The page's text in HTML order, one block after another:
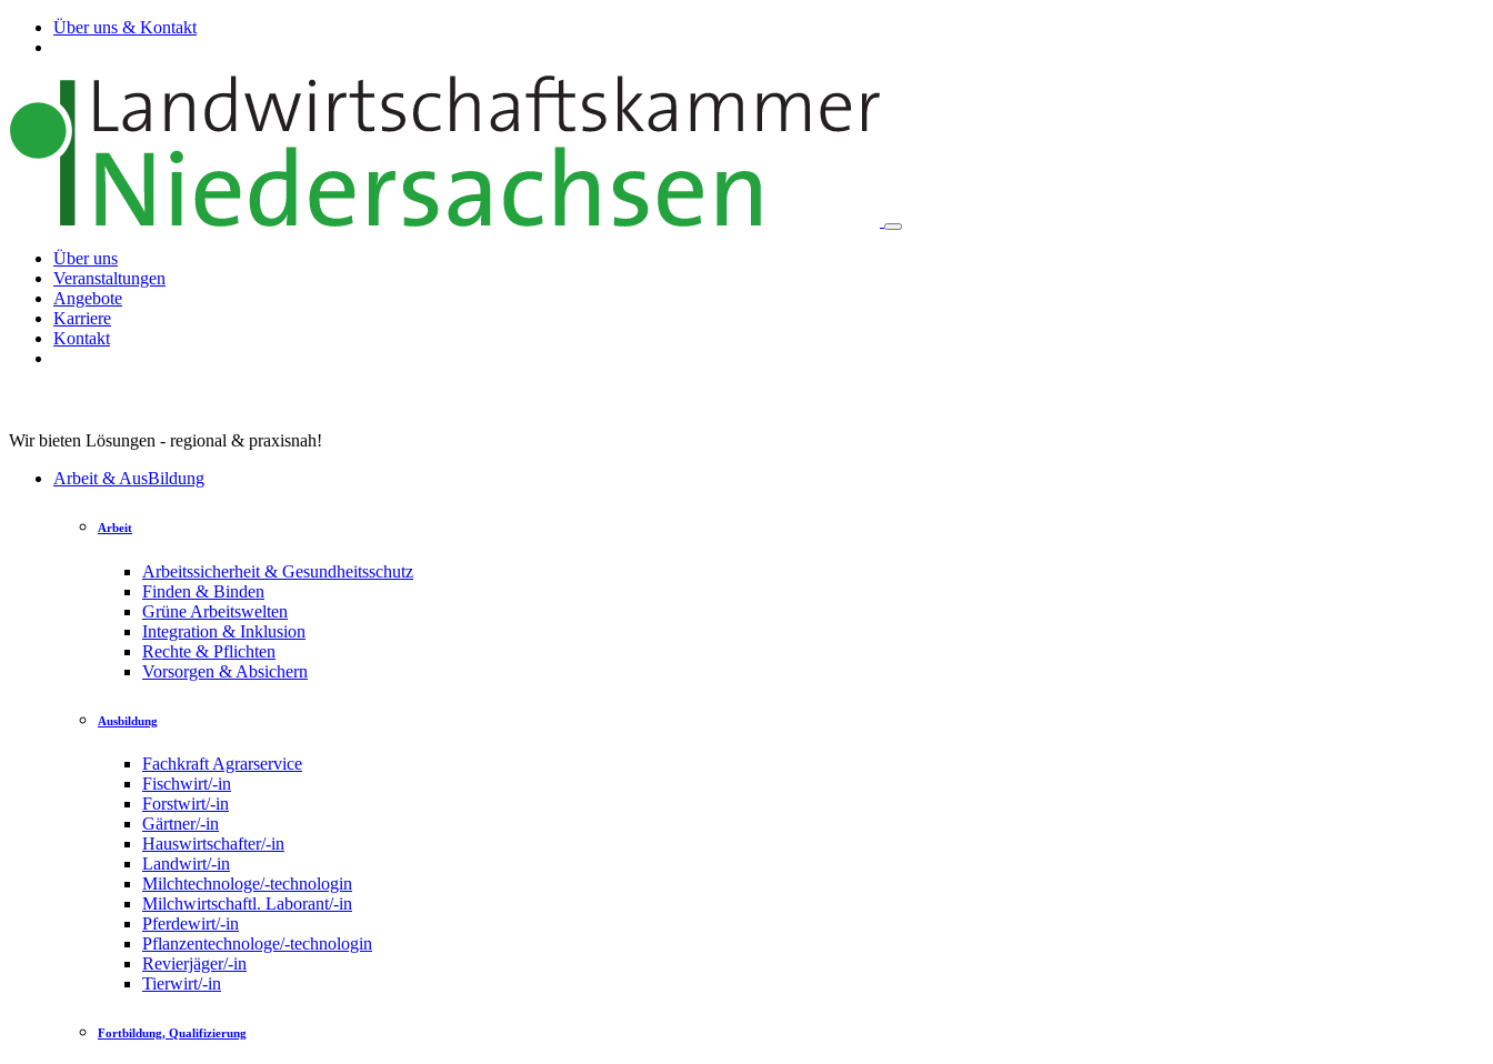
Über uns & Kontakt
Über uns
Veranstaltungen
Angebote
Karriere
Kontakt
Wir bieten Lösungen - regional & praxisnah!
Arbeit & AusBildung
Arbeit
Arbeitssicherheit & Gesundheitsschutz
Finden & Binden
Grüne Arbeitswelten
Integration & Inklusion
Rechte & Pflichten
Vorsorgen & Absichern
Ausbildung
Fachkraft Agrarservice
Fischwirt/-in
Forstwirt/-in
Gärtner/-in
Hauswirtschafter/-in
Landwirt/-in
Milchtechnologe/-technologin
Milchwirtschaftl. Laborant/-in
Pferdewirt/-in
Pflanzentechnologe/-technologin
Revierjäger/-in
Tierwirt/-in
Fortbildung, Qualifizierung